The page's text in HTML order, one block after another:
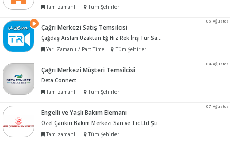
Tam zamanlı
Tüm Şehirler
06 Ağustos
Çağrı Merkezi Satış Temsilcisi
Çağdaş Arslan Uzaktan Eğ Hiz Rek İnş Tur San ve Tic Ltd Şti
Yarı Zamanlı / Part-Time
Tüm Şehirler
04 Ağustos
Çağrı Merkezi Müşteri Temsilcisi
Deta Connect
Tam zamanlı
Tüm Şehirler
07 Ağustos
Engelli ve Yaşlı Bakım Elemanı
Özel Çankırı Bakım Merkezi San ve Tic Ltd Şti
Tam zamanlı
Tüm Şehirler